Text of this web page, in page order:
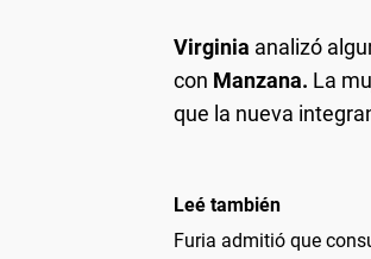
Virginia analizó
con Manzana. La
que la nueva
Leé también
Furia admitió que